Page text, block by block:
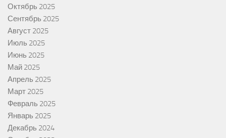
Октябрь 2025
Сентябрь 2025
Август 2025
Июль 2025
Июнь 2025
Май 2025
Апрель 2025
Март 2025
Февраль 2025
Январь 2025
Декабрь 2024